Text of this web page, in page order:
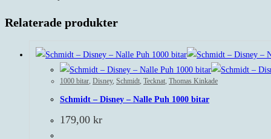
Relaterade produkter
1000 bitar, Disney, Schmidt, Tecknat, Thomas Kinkade
Schmidt – Disney – Nalle Puh 1000 bitar
179,00 kr